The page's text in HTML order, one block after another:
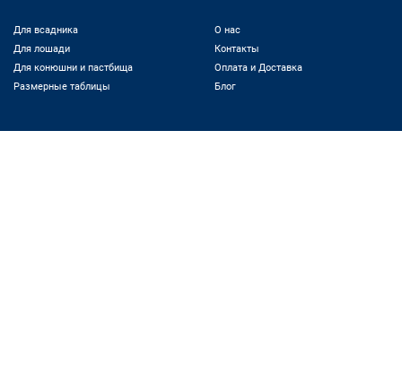
Для всадника
Для лошади
Для конюшни и пастбища
Размерные таблицы
О нас
Контакты
Оплата и Доставка
Блог